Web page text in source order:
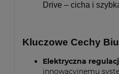
Drive – cicha i
Kluczowe Cechy
Elektryczna
innowacyjnemu